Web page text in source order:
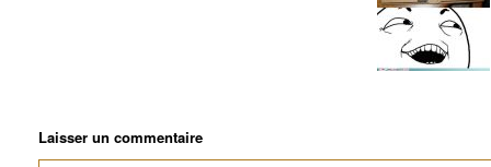
Laisser un commentaire